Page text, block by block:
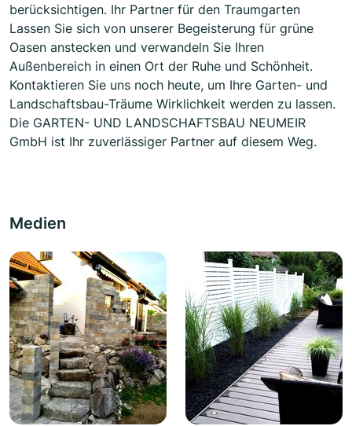
berücksichtigen. Ihr Partner für den Traumgarten
Lassen Sie sich von unserer Begeisterung für grüne
Oasen anstecken und verwandeln Sie Ihren
Außenbereich in einen Ort der Ruhe und Schönheit.
Kontaktieren Sie uns noch heute, um Ihre Garten- und
Landschaftsbau-Träume Wirklichkeit werden zu lassen.
Die GARTEN- UND LANDSCHAFTSBAU NEUMEIR
GmbH ist Ihr zuverlässiger Partner auf diesem Weg.
Medien